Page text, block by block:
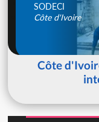
SODECI
Côte d'Ivoire
Côte